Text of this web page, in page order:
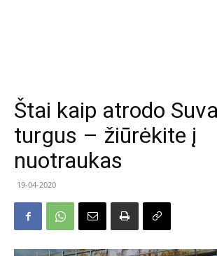
Štai kaip atrodo
turgus – žiūrėkite į
nuotraukas
19-04-2020